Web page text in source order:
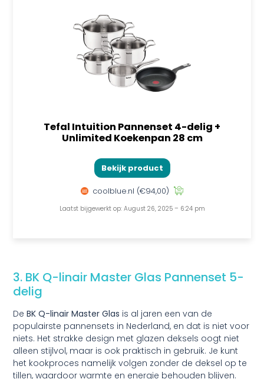
Tefal Intuition Pannenset 4-delig +
Unlimited Koekenpan 28 cm
Bekijk product
coolblue.nl (€94,00)
Laatst bijgewerkt op: August 26, 2025 – 6:24 pm
3. BK Q-linair Master Glas Pannenset 5-
delig
DeBK Q-linair Master Glas is al jaren een van de
populairste pannensets in Nederland, en dat is niet voor
niets. Het strakke design met glazen deksels oogt niet
alleen stijlvol, maar is ook praktisch in gebruik. Je kunt
het kookproces namelijk volgen zonder de deksel op te
tillen, waardoor warmte en energie behouden blijven.